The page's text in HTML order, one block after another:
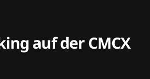
auf der CMCX